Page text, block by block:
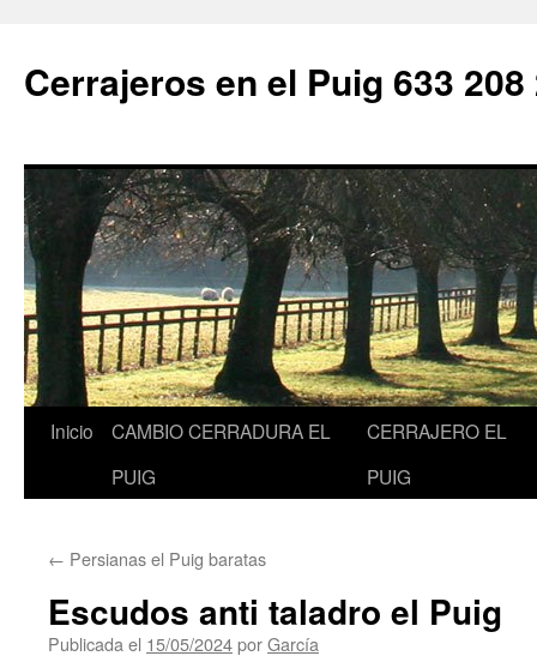
contenido
Cerrajeros en el Puig 633 208
Inicio
CAMBIO CERRADURA EL
PUIG
CERRAJERO EL
PUIG
← Persianas el Puig baratas
Escudos anti taladro el Puig
Publicada el 15/05/2024porGarcía